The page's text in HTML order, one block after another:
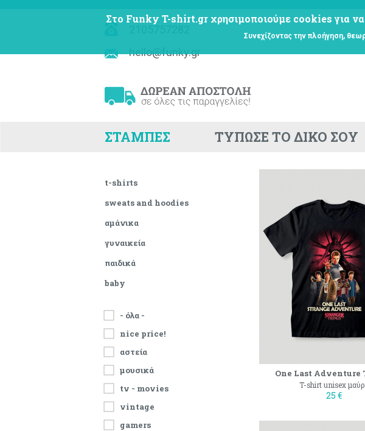
Στο Funky T-shirt.gr χρησιμοποιούμε cookies για
Συνεχίζοντας την πλοήγηση,
hello@funky.gr
ΣΤΑΜΠΕΣ ΤΥΠΩΣΕ ΤΟ ΔΙΚΟ ΣΟΥ
- όλα -
nice price!
αστεία
μουσικά
tv - movies
vintage
gamers
One Last Adventure
T-shirt unisex
25 €
t-shirts
sweats and hoodies
αμάνικα
γυναικεία
παιδικά
baby